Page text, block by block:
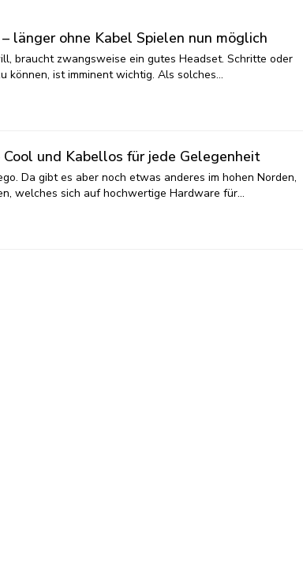
länger ohne Kabel Spielen nun möglich
braucht zwangsweise ein gutes Headset. Schritte oder
können, ist imminent wichtig. Als solches…
und Kabellos für jede Gelegenheit
Da gibt es aber noch etwas anderes im hohen Norden,
welches sich auf hochwertige Hardware für…